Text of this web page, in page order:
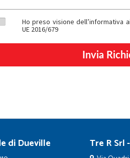
Ho preso visione dell’informativa
UE 2016/679
di Dueville Tre R Srl